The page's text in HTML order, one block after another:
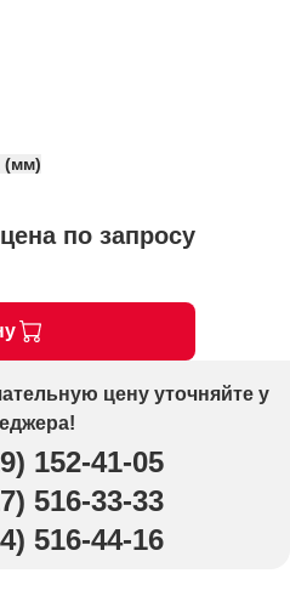
(мм)
цена по запросу
цену уточняйте у
152-41-05
516-33-33
516-44-16